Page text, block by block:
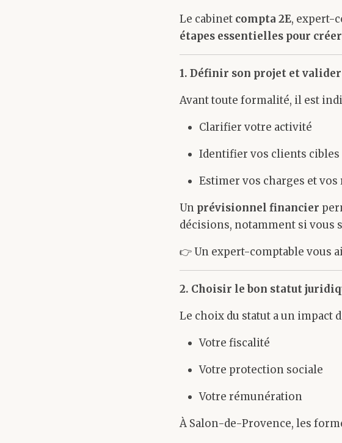
Le cabinet compta 2E, expert-
étapes essentielles pour
1. Définir son projet et
Avant toute formalité, il est
Clarifier votre activité
Identifier vos clients cibles
Estimer vos charges et vos
Un prévisionnel financier
décisions, notamment si vous
👉 Un expert-comptable vous
2. Choisir le bon statut
Le choix du statut a un impact
Votre fiscalité
Votre protection sociale
Votre rémunération
À Salon-de-Provence, les